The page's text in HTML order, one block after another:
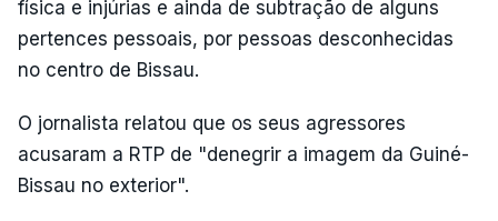
física e injúrias e ainda de subtração de alguns
pertences pessoais, por pessoas desconhecidas
no centro de Bissau.
O jornalista relatou que os seus agressores
acusaram a RTP de "denegrir a imagem da Guiné-
Bissau no exterior".